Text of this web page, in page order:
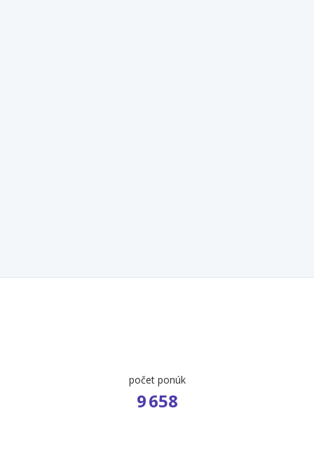
počet ponúk
9 658